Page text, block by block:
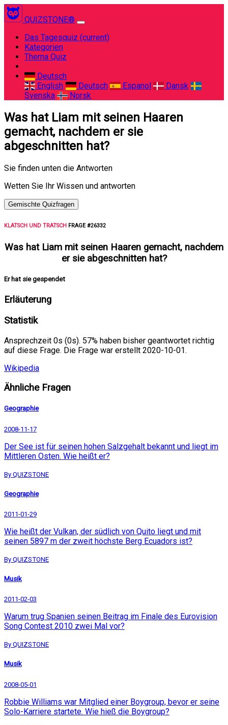
QUIZSTONE®
Das Tagesquiz (current)
Kategorien
Thema Quiz
Deutsch
English
Deutsch Espanol
Dansk
Svenska
Norsk
Was hat Liam mit seinen Haaren
gemacht, nachdem er sie
abgeschnitten hat?
Sie finden unten die Antworten
Wetten Sie Ihr Wissen und antworten
Gemischte Quizfragen
KLATSCH UND TRATSCH FRAGE #26332
Was hat Liam mit seinen Haaren gemacht, nachdem
er sie abgeschnitten hat?
Er hat sie gespendet
Erläuterung
Statistik
Ansprechzeit 0s (0s). 57% haben bisher geantwortet richtig
auf diese Frage. Die Frage war erstellt 2020-10-01.
Wikipedia
Ähnliche Fragen
Geographie
2008-11-17
Der See ist für seinen hohen Salzgehalt bekannt und liegt im
Mittleren Osten. Wie heißt er?
By QUIZSTONE
Geographie
2011-01-29
Wie heißt der Vulkan, der südlich von Quito liegt und mit
seinen 5897 m der zweit höchste Berg Ecuadors ist?
By QUIZSTONE
Musik
2011-02-03
Warum trug Spanien seinen Beitrag im Finale des Eurovision
Song Contest 2010 zwei Mal vor?
By QUIZSTONE
Musik
2008-05-01
Robbie Williams war Mitglied einer Boygroup, bevor er seine
Solo-Karriere startete. Wie hieß die Boygroup?